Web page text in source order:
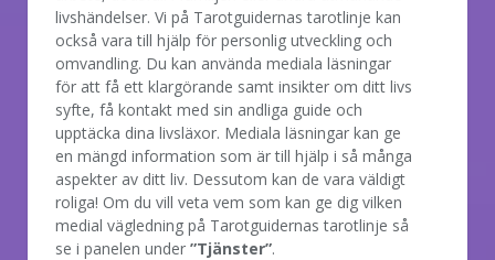
livshändelser. Vi på Tarotguidernas tarotlinje kan
också vara till hjälp för personlig utveckling och
omvandling. Du kan använda mediala läsningar
för att få ett klargörande samt insikter om ditt livs
syfte, få kontakt med sin andliga guide och
upptäcka dina livsläxor. Mediala läsningar kan ge
en mängd information som är till hjälp i så många
aspekter av ditt liv. Dessutom kan de vara väldigt
roliga! Om du vill veta vem som kan ge dig vilken
medial vägledning på Tarotguidernas tarotlinje så
se i panelen under ”Tjänster”.